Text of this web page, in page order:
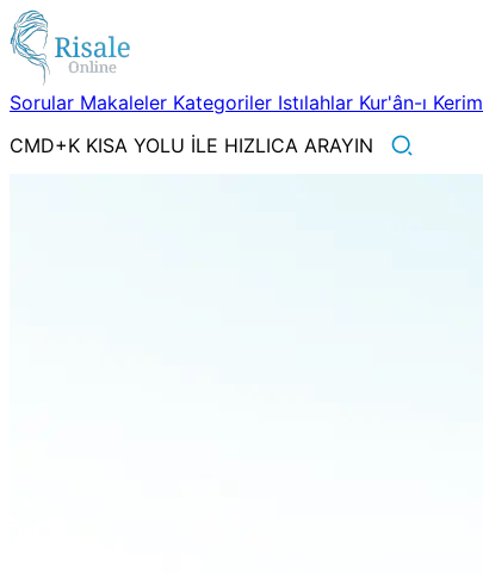
Sorular Makaleler Kategoriler Istılahlar Kur'ân-ı Kerim
CMD+K KISA YOLU İLE HIZLICA ARAYIN